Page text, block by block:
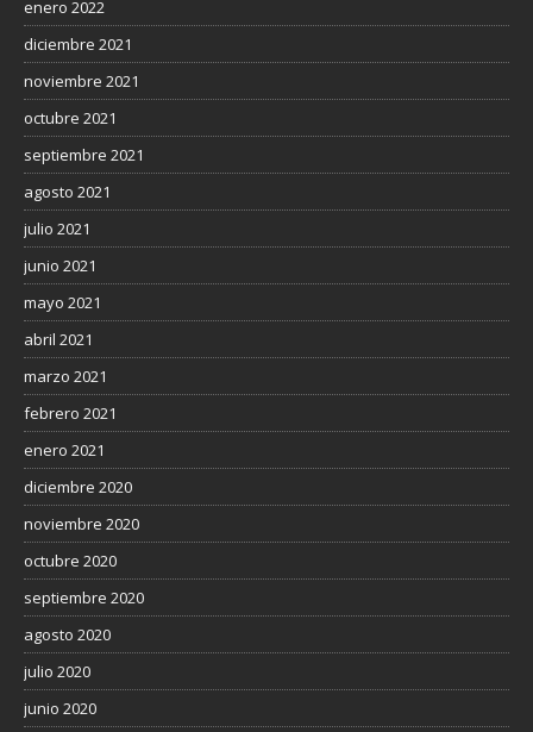
enero 2022
diciembre 2021
noviembre 2021
octubre 2021
septiembre 2021
agosto 2021
julio 2021
junio 2021
mayo 2021
abril 2021
marzo 2021
febrero 2021
enero 2021
diciembre 2020
noviembre 2020
octubre 2020
septiembre 2020
agosto 2020
julio 2020
junio 2020